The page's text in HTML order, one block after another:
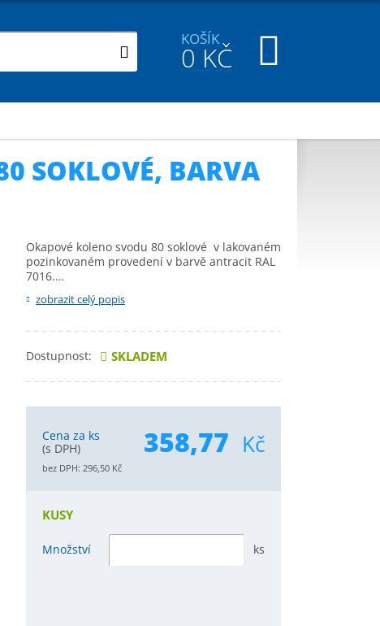
KOŠÍK
0 KČ
SOKLOVÉ, BARVA
Okapové koleno svodu 80 soklové v lakovaném
pozinkovaném provedení v barvě antracit RAL
7016.…
zobrazit celý popis
Dostupnost: SKLADEM
Cena za ks
(s DPH)
358,77 Kč
bez DPH: 296,50 Kč
KUSY
Množství ks